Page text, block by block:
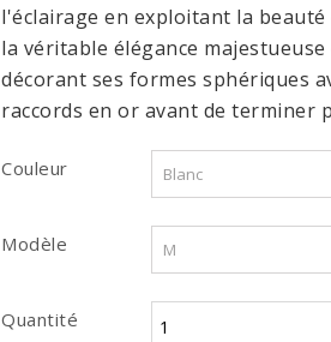
l'éclairage en exploitant la beauté
la véritable élégance majestueuse
décorant ses formes sphériques
raccords en or avant de terminer
Couleur
Modèle
Quantité